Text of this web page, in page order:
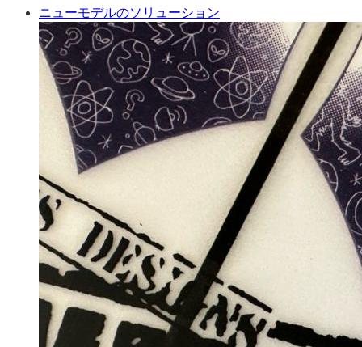
ニューモデルのソリューション